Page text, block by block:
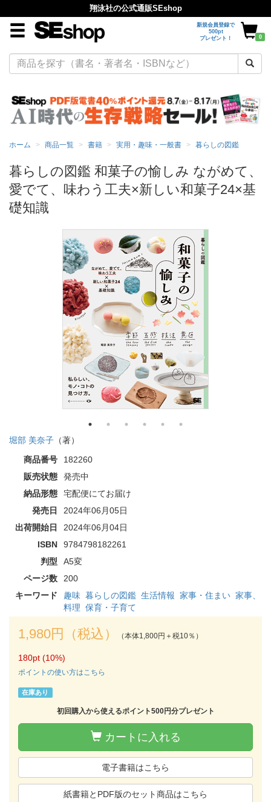
翔泳社の公式通販SEshop
新規会員登録で
500pt
プレゼント！
0
ホーム 商品一覧 書籍 実用・趣味・一般書 暮らしの図鑑
暮らしの図鑑 和菓子の愉しみ ながめて、
愛でて、味わう工夫×新しい和菓子24×基
礎知識
堀部 美奈子 （著）
商品番号
182260
販売状態
発売中
納品形態
宅配便にてお届け
発売日
2024年06月05日
出荷開始日
2024年06月04日
ISBN
9784798182261
判型
A5変
ページ数
200
キーワード
趣味 暮らしの図鑑 生活情報 家事・住まい 家事、
料理 保育・子育て
1,980円（税込） （本体1,800円＋税10％）
180pt (10%)
ポイントの使い方はこちら
在庫あり
初回購入から使えるポイント500円分プレゼント
カートに入れる
電子書籍はこちら
紙書籍とPDF版のセット商品はこちら